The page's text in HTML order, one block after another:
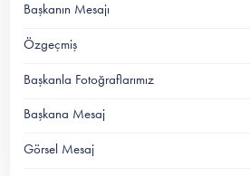
Başkanın Mesajı
Özgeçmiş
Başkanla Fotoğraflarımız
Başkana Mesaj
Görsel Mesaj